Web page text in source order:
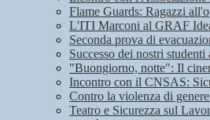
Flame Guards: Ragazzi
L'ITI Marconi al GRAF
Seconda prova di
Successo dei nostri
"Buongiorno, notte": Il
Incontro con il CNSAS:
Contro la violenza di
Teatro e Sicurezza sul